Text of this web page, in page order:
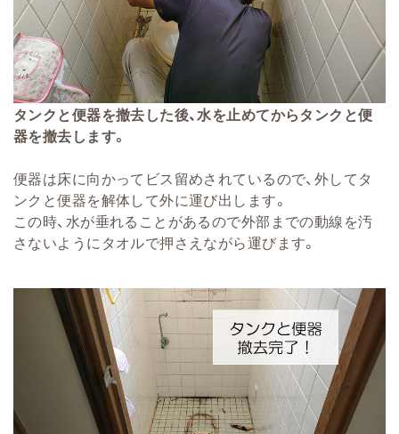
タンクと便器を撤去した後、水を止めてからタンクと便
器を撤去します。
便器は床に向かってビス留めされているので、外してタ
ンクと便器を解体して外に運び出します。
この時、水が垂れることがあるので外部までの動線を汚
さないようにタオルで押さえながら運びます。